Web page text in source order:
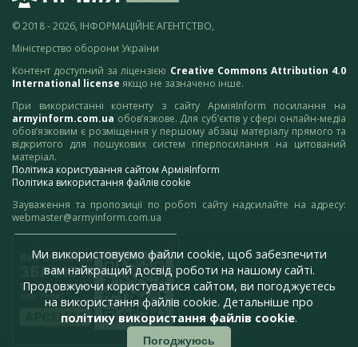
© 2018 - 2026, ІНФОРМАЦІЙНЕ АГЕНТСТВО,
Міністерство оборони України
Контент доступний за ліцензією Creative Commons Attribution 4.0
International license якщо не зазначено інше.
При використанні контенту з сайту АрміяInform посилання на
armyinform.com.ua обов’язкове. Для суб’єктів у сфері онлайн-медіа
обов’язковим є розміщення у першому абзаці матеріалу прямого та
відкритого для пошукових систем гіперпосилання на цитований
матеріал.
Політика користування сайтом АрміяInform
Політика використання файлів cookie
Зауваження та пропозиції по роботі сайту надсилайте на адресу:
webmaster@armyinform.com.ua
Ми використовуємо файли cookie, щоб забезпечити
вам найкращий досвід роботи на нашому сайті.
Продовжуючи користуватися сайтом, ви погоджуєтесь
на використання файлів cookie. Детальніше про
політику використання файлів cookie.
Погоджуюсь